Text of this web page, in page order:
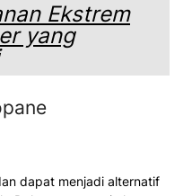
Ekstrem
yang
dapat menjadi alternatif